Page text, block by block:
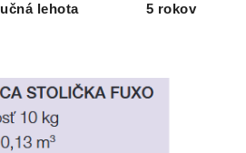
lehota 5 rokov